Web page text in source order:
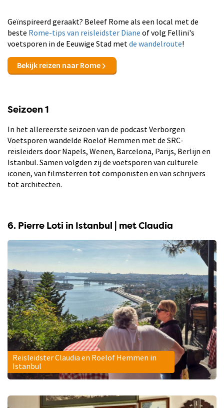
Geïnspireerd geraakt? Beleef Rome als een local met de
beste Rome-tips van reisleidster Diane of volg Fellini's
voetsporen in de Eeuwige Stad met de wandelroute!
Bekijk reizen naar Rome
Seizoen 1
In het allereerste seizoen van de podcast Verborgen
Voetsporen wandelde Roelof Hemmen met de SRC-
reisleiders door Napels, Wenen, Barcelona, Parijs, Berlijn en
Istanbul. Samen volgden zij de voetsporen van culturele
iconen, van filmsterren tot componisten en van schrijvers
tot architecten.
6. Pierre Loti in Istanbul | met Claudia
Reisleidster Claudia en Roelof Hemmen in
Istanbul